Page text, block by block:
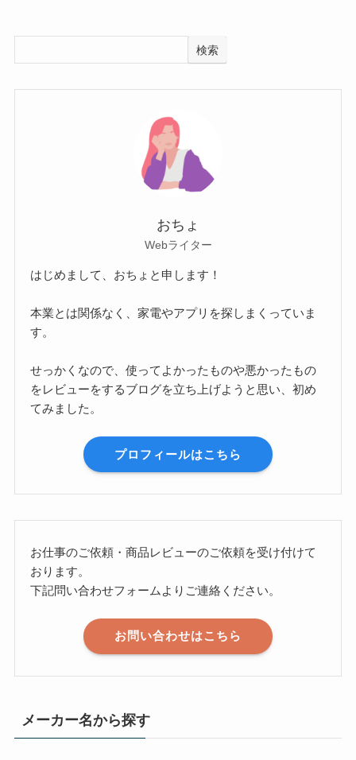
検索
おちょ
Webライター
はじめまして、おちょと申します！
本業とは関係なく、家電やアプリを探しまくっていま
す。
せっかくなので、使ってよかったものや悪かったもの
をレビューをするブログを立ち上げようと思い、初め
てみました。
プロフィールはこちら
お仕事のご依頼・商品レビューのご依頼を受け付けて
おります。
下記問い合わせフォームよりご連絡ください。
お問い合わせはこちら
メーカー名から探す